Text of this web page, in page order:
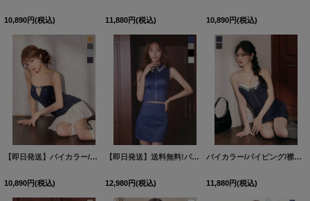
10,890円(税込) 11,880円(税込) 10,890円(税込)
【即日発送】バイカラー/ビジュー/リボン/ラメ生地/キャミソール/ローライズ/プリーツ/ミニドレス/キャバドレス【XS-XLサイズ/4カラー】[OF03] 【YN】dzwAG
10,890円(税込)
【即日発送】送料無料!パール襟フロントジップセットアップタイトミニドレス/キャバドレス【XS-XLサイズ/ 4カラー】[OF01] 【SB】dzwIA
12,980円(税込)
バイカラー/パイピング/襟付き/フロントジップ/キャミソール/スーツ生地/無地/タイト/セットアップ/ミニドレス/キャバドレス【XS-Mサイズ/2カラー】[OF03] 【YN】dzwvAG
11,880円(税込)